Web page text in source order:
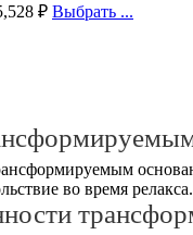
₽ Выбрать ...
во время релакса.